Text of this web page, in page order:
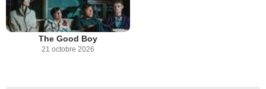
The Good Boy
21 octobre 2026